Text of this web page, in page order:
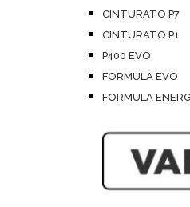
CINTURATO P7
CINTURATO P1
P400 EVO
FORMULA EVO
FORMULA